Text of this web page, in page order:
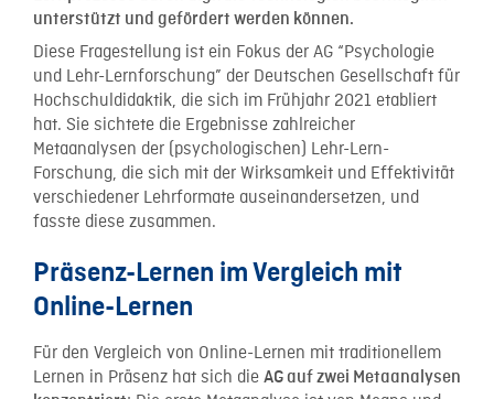
unterstützt und gefördert werden können.
Diese Fragestellung ist ein Fokus der AG “Psychologie
und Lehr-Lernforschung” der Deutschen Gesellschaft für
Hochschuldidaktik, die sich im Frühjahr 2021 etabliert
hat. Sie sichtete die Ergebnisse zahlreicher
Metaanalysen der (psychologischen) Lehr-Lern-
Forschung, die sich mit der Wirksamkeit und Effektivität
verschiedener Lehrformate auseinandersetzen, und
fasste diese zusammen.
Präsenz-Lernen im Vergleich mit
Online-Lernen
Für den Vergleich von Online-Lernen mit traditionellem
Lernen in Präsenz hat sich die AG auf zwei Metaanalysen